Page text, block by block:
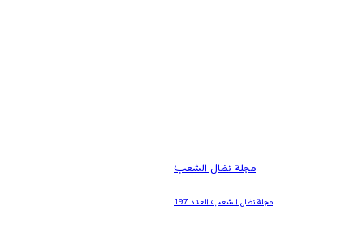
مجلة نضال الشعب
مجلة نضال الشعب العدد 197